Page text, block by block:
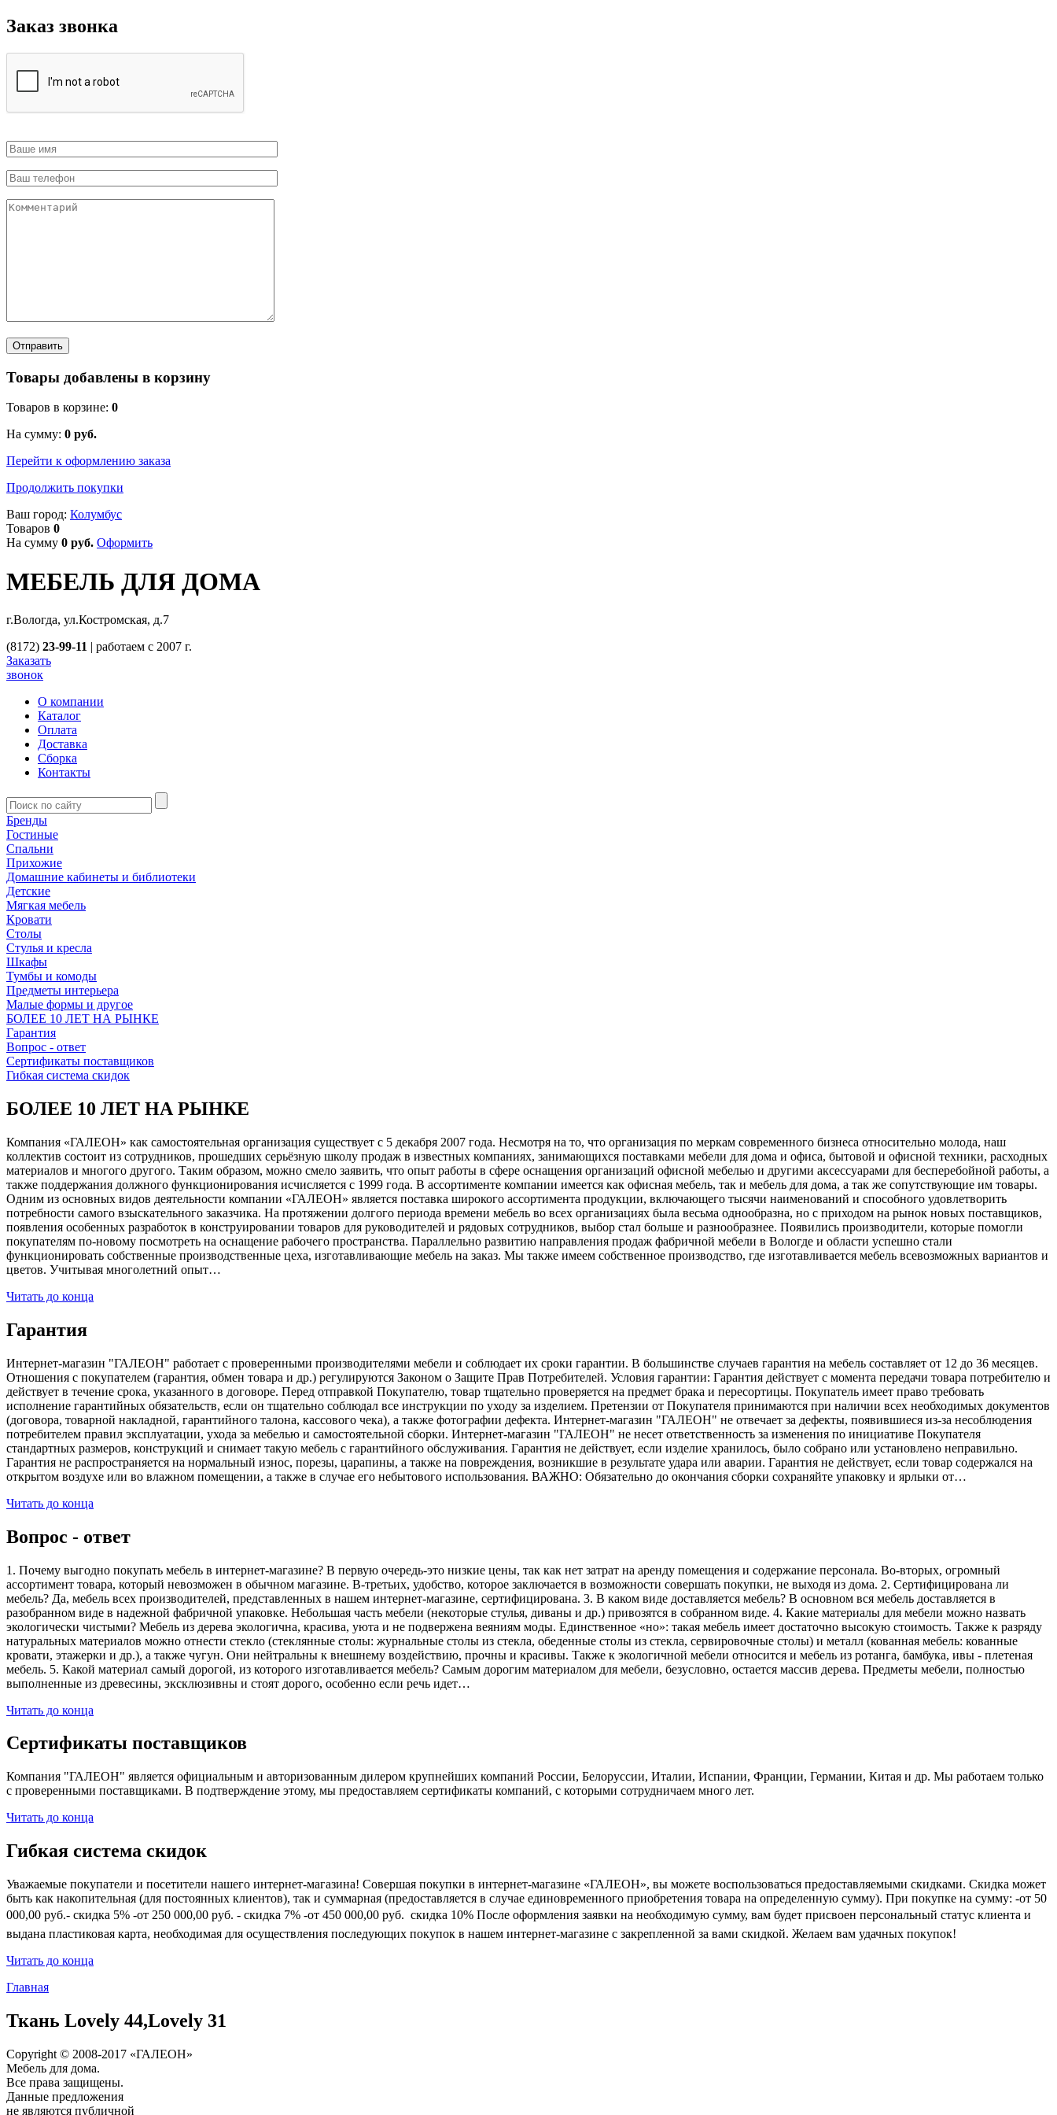
Заказ звонка
Товары добавлены в корзину
Товаров в корзине: 0
На сумму: 0 руб.
Перейти к оформлению заказа
Продолжить покупки
Ваш город: Колумбус
Товаров 0
На сумму 0 руб. Оформить
МЕБЕЛЬ ДЛЯ ДОМА
г.Вологда, ул.Костромская, д.7
(8172) 23-99-11 | работаем с 2007 г.
Заказать
звонок
О компании
Каталог
Оплата
Доставка
Сборка
Контакты
Бренды
Гостиные
Спальни
Прихожие
Домашние кабинеты и библиотеки
Детские
Мягкая мебель
Кровати
Столы
Стулья и кресла
Шкафы
Тумбы и комоды
Предметы интерьера
Малые формы и другое
БОЛЕЕ 10 ЛЕТ НА РЫНКЕ
Гарантия
Вопрос - ответ
Сертификаты поставщиков
Гибкая система скидок
БОЛЕЕ 10 ЛЕТ НА РЫНКЕ
Компания «ГАЛЕОН» как самостоятельная организация существует с 5 декабря 2007 года. Несмотря на то, что организация по меркам современного бизнеса относительно молода, наш
коллектив состоит из сотрудников, прошедших серьёзную школу продаж в известных компаниях, занимающихся поставками мебели для дома и офиса, бытовой и офисной техники, расходных
материалов и многого другого. Таким образом, можно смело заявить, что опыт работы в сфере оснащения организаций офисной мебелью и другими аксессуарами для бесперебойной работы, а
также поддержания должного функционирования исчисляется с 1999 года. В ассортименте компании имеется как офисная мебель, так и мебель для дома, а так же сопутствующие им товары.
Одним из основных видов деятельности компании «ГАЛЕОН» является поставка широкого ассортимента продукции, включающего тысячи наименований и способного удовлетворить
потребности самого взыскательного заказчика. На протяжении долгого периода времени мебель во всех организациях была весьма однообразна, но с приходом на рынок новых поставщиков,
появления особенных разработок в конструировании товаров для руководителей и рядовых сотрудников, выбор стал больше и разнообразнее. Появились производители, которые помогли
покупателям по-новому посмотреть на оснащение рабочего пространства. Параллельно развитию направления продаж фабричной мебели в Вологде и области успешно стали
функционировать собственные производственные цеха, изготавливающие мебель на заказ. Мы также имеем собственное производство, где изготавливается мебель всевозможных вариантов и
цветов. Учитывая многолетний опыт…
Читать до конца
Гарантия
Интернет-магазин "ГАЛЕОН" работает с проверенными производителями мебели и соблюдает их сроки гарантии. В большинстве случаев гарантия на мебель составляет от 12 до 36 месяцев.
Отношения с покупателем (гарантия, обмен товара и др.) регулируются Законом о Защите Прав Потребителей. Условия гарантии: Гарантия действует с момента передачи товара потребителю и
действует в течение срока, указанного в договоре. Перед отправкой Покупателю, товар тщательно проверяется на предмет брака и пересортицы. Покупатель имеет право требовать
исполнение гарантийных обязательств, если он тщательно соблюдал все инструкции по уходу за изделием. Претензии от Покупателя принимаются при наличии всех необходимых документов
(договора, товарной накладной, гарантийного талона, кассового чека), а также фотографии дефекта. Интернет-магазин "ГАЛЕОН" не отвечает за дефекты, появившиеся из-за несоблюдения
потребителем правил эксплуатации, ухода за мебелью и самостоятельной сборки. Интернет-магазин "ГАЛЕОН" не несет ответственность за изменения по инициативе Покупателя
стандартных размеров, конструкций и снимает такую мебель с гарантийного обслуживания. Гарантия не действует, если изделие хранилось, было собрано или установлено неправильно.
Гарантия не распространяется на нормальный износ, порезы, царапины, а также на повреждения, возникшие в результате удара или аварии. Гарантия не действует, если товар содержался на
открытом воздухе или во влажном помещении, а также в случае его небытового использования. ВАЖНО: Обязательно до окончания сборки сохраняйте упаковку и ярлыки от…
Читать до конца
Вопрос - ответ
1. Почему выгодно покупать мебель в интернет-магазине? В первую очередь-это низкие цены, так как нет затрат на аренду помещения и содержание персонала. Во-вторых, огромный
ассортимент товара, который невозможен в обычном магазине. В-третьих, удобство, которое заключается в возможности совершать покупки, не выходя из дома. 2. Сертифицирована ли
мебель? Да, мебель всех производителей, представленных в нашем интернет-магазине, сертифицирована. 3. В каком виде доставляется мебель? В основном вся мебель доставляется в
разобранном виде в надежной фабричной упаковке. Небольшая часть мебели (некоторые стулья, диваны и др.) привозятся в собранном виде. 4. Какие материалы для мебели можно назвать
экологически чистыми? Мебель из дерева экологична, красива, уюта и не подвержена веяниям моды. Единственное «но»: такая мебель имеет достаточно высокую стоимость. Также к разряду
натуральных материалов можно отнести стекло (стеклянные столы: журнальные столы из стекла, обеденные столы из стекла, сервировочные столы) и металл (кованная мебель: кованные
кровати, этажерки и др.), а также чугун. Они нейтральны к внешнему воздействию, прочны и красивы. Также к экологичной мебели относится и мебель из ротанга, бамбука, ивы - плетеная
мебель. 5. Какой материал самый дорогой, из которого изготавливается мебель? Самым дорогим материалом для мебели, безусловно, остается массив дерева. Предметы мебели, полностью
выполненные из древесины, эксклюзивны и стоят дорого, особенно если речь идет…
Читать до конца
Сертификаты поставщиков
Компания "ГАЛЕОН" является официальным и авторизованным дилером крупнейших компаний России, Белоруссии, Италии, Испании, Франции, Германии, Китая и др. Мы работаем только
с проверенными поставщиками. В подтверждение этому, мы предоставляем сертификаты компаний, с которыми сотрудничаем много лет.
Читать до конца
Гибкая система скидок
Уважаемые покупатели и посетители нашего интернет-магазина! Совершая покупки в интернет-магазине «ГАЛЕОН», вы можете воспользоваться предоставляемыми скидками. Скидка может
быть как накопительная (для постоянных клиентов), так и суммарная (предоставляется в случае единовременного приобретения товара на определенную сумму). При покупке на сумму: -от 50
000,00 руб.- скидка 5% -от 250 000,00 руб. - скидка 7% -от 450 000,00 руб.  скидка 10% После оформления заявки на необходимую сумму, вам будет присвоен персональный статус клиента и
выдана пластиковая карта, необходимая для осуществления последующих покупок в нашем интернет-магазине с закрепленной за вами скидкой. Желаем вам удачных покупок!
Читать до конца
Главная
Ткань Lovely 44,Lovely 31
Copyright © 2008-2017 «ГАЛЕОН»
Мебель для дома.
Все права защищены.
Данные предложения
не являются публичной